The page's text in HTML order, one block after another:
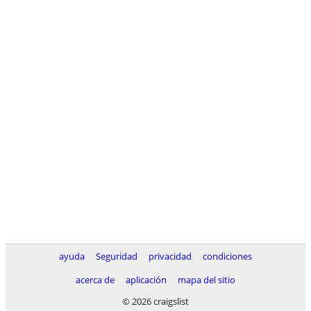
ayuda Seguridad privacidad
condiciones
acerca de
aplicación
mapa del sitio
© 2026 craigslist